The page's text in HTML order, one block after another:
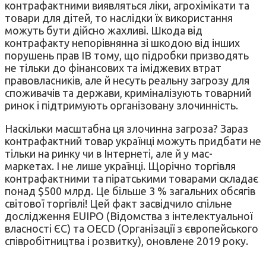
контрафактними виявляться ліки, агрохімікати та
товари для дітей, то наслідки їх використання
можуть бути дійсно жахливі. Шкода від
контрафакту непорівнянна зі шкодою від інших
порушень прав ІВ тому, що підробки призводять
не тільки до фінансових та іміджевих втрат
правовласників, але й несуть реальну загрозу для
споживачів та держави, криміналізують товарний
ринок і підтримують організовану злочинність.
Наскільки масштабна ця злочинна загроза? Зараз
контрафактний товар українці можуть придбати не
тільки на ринку чи в Інтернеті, але й у мас-
маркетах. І не лише українці. Щорічно торгівля
контрафактними та піратськими товарами складає
понад $500 млрд. Це більше 3 % загальних обсягів
світової торгівлі! Цей факт засвідчило спільне
дослідження EUIPO (Відомства з інтелектуальної
власності ЄС) та OECD (Організації з європейського
співробітництва і розвитку), оновлене 2019 року.